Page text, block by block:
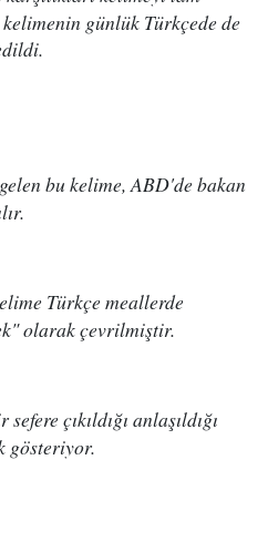
günlük Türkçede de
bu kelime, ABD'de bakan
Türkçe meallerde
olarak çevrilmiştir.
çıkıldığı anlaşıldığı
gösteriyor.